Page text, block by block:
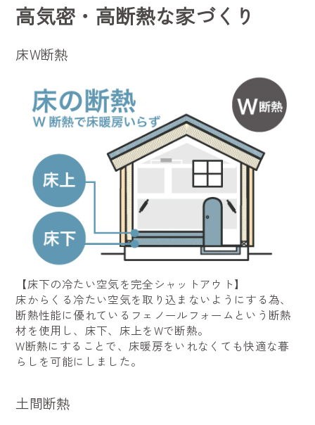
高気密・高断熱な家づくり
床W断熱
【床下の冷たい空気を完全シャットアウト】
床からくる冷たい空気を取り込まないようにする為、
断熱性能に優れているフェノールフォームという断熱
材を使用し、床下、床上をWで断熱。
W断熱にすることで、床暖房をいれなくても快適な暮
らしを可能にしました。
土間断熱